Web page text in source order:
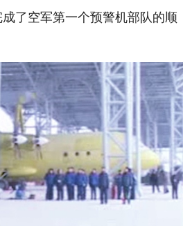
了空军第一个预警机部队的顺